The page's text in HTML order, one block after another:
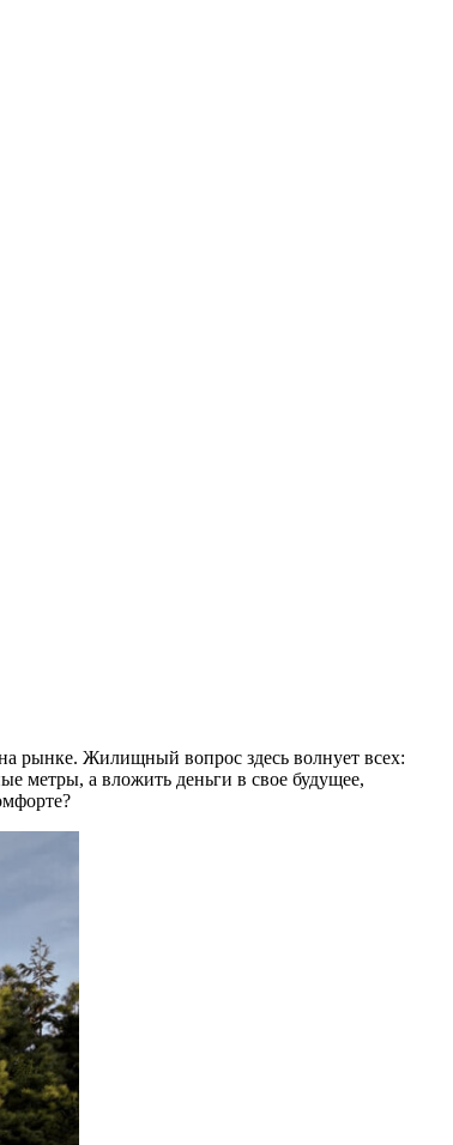
рынке. Жилищный вопрос здесь волнует всех:
метры, а вложить деньги в свое будущее,